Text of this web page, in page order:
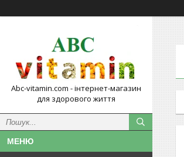
Abc-vitamin.com - інтернет-магазин
для здорового життя